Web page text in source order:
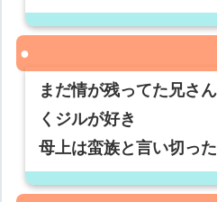
まだ情が残ってた兄さ
くジルが好き
母上は蛮族と言い切った